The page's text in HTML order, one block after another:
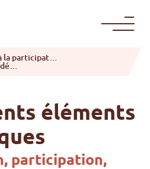
participation
éléments
participation,